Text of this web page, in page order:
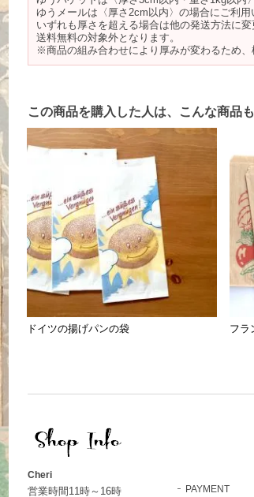
ゆうメールは〈厚さ2cm以内〉の場合にご利用
いずれも厚さを超える場合は他の発送方法に変
送料無料の対象外となります。
※商品の組み合わせにより厚みが変わるため、
この商品を購入した人は、こんな商品
ドイツの揚げパンの袋 フラ
Cheri
営業時間11時～16時 PAYMENT